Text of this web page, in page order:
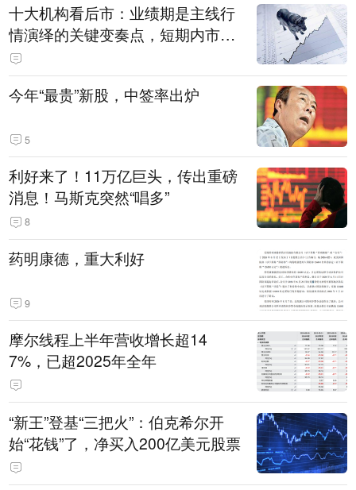
十大机构看后市：业绩期是主线行
情演绎的关键变奏点，短期内市场
或继续反弹，关注三条业绩主线
今年“最贵”新股，中签率出炉
5
利好来了！11万亿巨头，传出重磅
消息！马斯克突然“唱多”
8
药明康德，重大利好
9
摩尔线程上半年营收增长超14
7%，已超2025年全年
“新王”登基“三把火”：伯克希尔开
始“花钱”了，净买入200亿美元股票